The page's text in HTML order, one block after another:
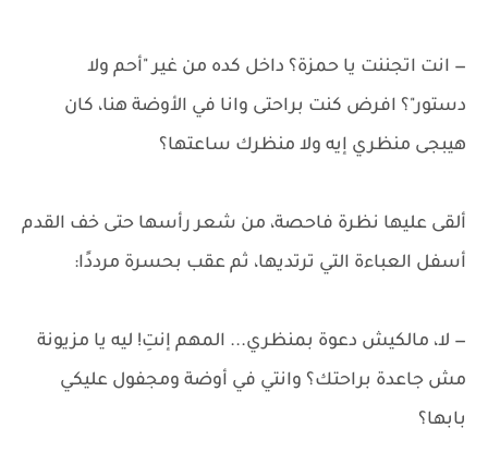
— انت اتجننت يا حمزة؟ داخل كده من غير "أحم ولا
دستور"؟ افرض كنت براحتى وانا في الأوضة هنا، كان
هيبجى منظري إيه ولا منظرك ساعتها؟
ألقى عليها نظرة فاحصة، من شعر رأسها حتى خف القدم
أسفل العباءة التي ترتديها، ثم عقب بحسرة مرددًا:
— لا، مالكيش دعوة بمنظري... المهم إنتِ! ليه يا مزيونة
مش جاعدة براحتك؟ وانتي في أوضة ومجفول عليكي
بابها؟